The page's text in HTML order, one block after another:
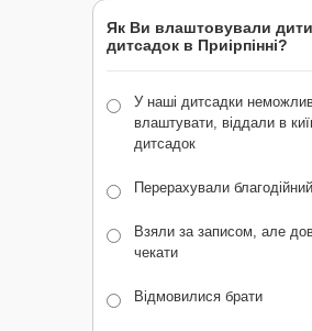
Як Ви влаштовували
дитсадок в Приірпінні?
У наші дитсадки
влаштувати, віддали в
дитсадок
Перерахували
Взяли за записом, але
чекати
Відмовилися брати